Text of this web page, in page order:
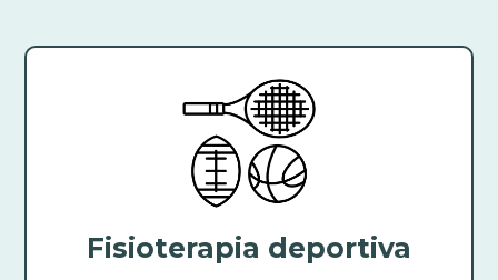
Fisioterapia deportiva